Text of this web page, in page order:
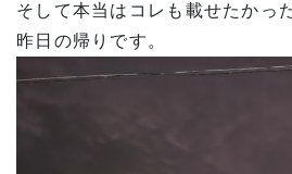
そして本当はコレも載せたかっ
昨日の帰りです。